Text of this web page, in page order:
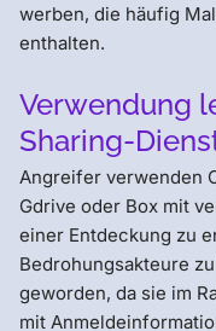
werben, die häufig
enthalten.
Verwendung
Sharing-
Angreifer verwenden
Gdrive oder Box mit
einer Entdeckung zu
Bedrohungsakteure
geworden, da sie im
mit